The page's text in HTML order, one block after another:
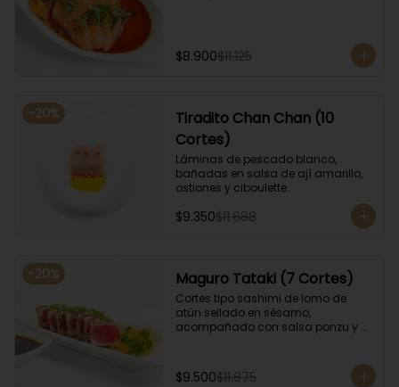
$8.900$11.125
-20%
Tiradito Chan Chan (10
Cortes)
Láminas de pescado blanco,
bañadas en salsa de ají amarillo,
ostiones y ciboulette.
$9.350$11.688
-20% Maguro Tataki (7 Cortes)
Cortes tipo sashimi de lomo de
atún sellado en sésamo,
acompañado con salsa ponzu y
$9.500$11.875